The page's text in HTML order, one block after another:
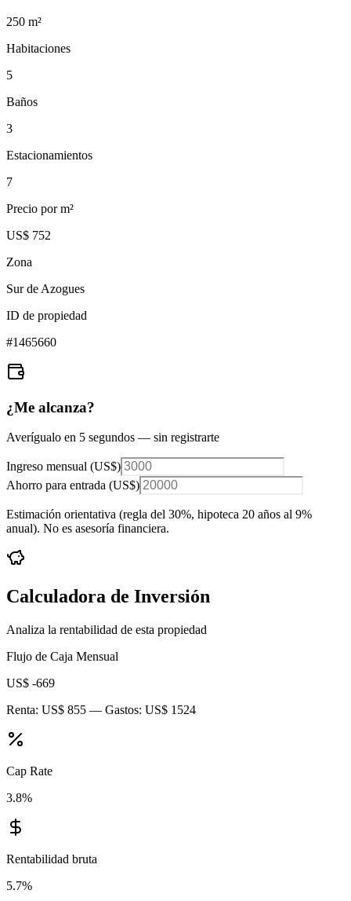
250 m²
Habitaciones
5
Baños
3
Estacionamientos
7
Precio por m²
US$ 752
Zona
Sur de Azogues
ID de propiedad
#1465660
¿Me alcanza?
Averígualo en 5 segundos — sin registrarte
Ingreso mensual (US$)
Ahorro para entrada (US$)
Estimación orientativa (regla del 30%, hipoteca 20 años al 9%
anual). No es asesoría financiera.
Calculadora de Inversión
Analiza la rentabilidad de esta propiedad
Flujo de Caja Mensual
US$ -669
Renta: US$ 855 — Gastos: US$ 1524
Cap Rate
3.8%
Rentabilidad bruta
5.7%